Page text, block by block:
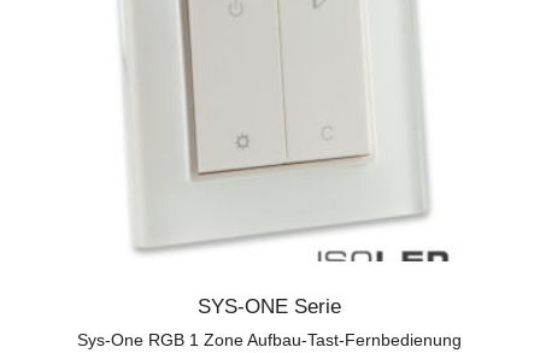
SYS-ONE Serie
Sys-One RGB 1 Zone Aufbau-Tast-Fernbedienung